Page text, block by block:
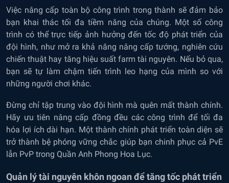
Việc nâng cấp toàn bộ công trình trong thành sẽ đảm bảo
bạn khai thác tối đa tiềm năng của chúng. Một số công
trình có thể trực tiếp ảnh hưởng đến tốc độ phát triển của
đội hình, như mở ra khả năng nâng cấp tướng, nghiên cứu
chiến thuật hay tăng hiệu suất farm tài nguyên. Nếu bỏ qua,
bạn sẽ tự làm chậm tiến trình leo hạng của mình so với
những người chơi khác.
Đừng chỉ tập trung vào đội hình mà quên mất thành chính.
Hãy ưu tiên nâng cấp đồng đều các công trình để tối đa
hóa lợi ích dài hạn. Một thành chính phát triển toàn diện sẽ
trở thành bệ phóng vững chắc giúp bạn chinh phục cả PvE
lẫn PvP trong Quần Anh Phong Hoa Lục.
Quản lý tài nguyên khôn ngoan để tăng tốc phát triển